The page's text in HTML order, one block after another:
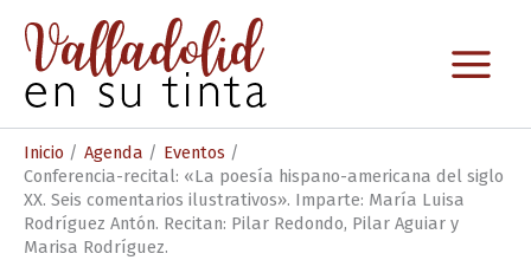
contenido
Inicio Agenda
Eventos
Conferencia-recital: «La poesía hispano-americana del siglo
XX. Seis comentarios ilustrativos». Imparte: María Luisa
Rodríguez Antón. Recitan: Pilar Redondo, Pilar Aguiar y
Marisa Rodríguez.